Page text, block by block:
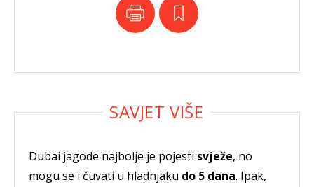
Dubai jagode najbolje je pojesti svježe, no
mogu se i čuvati u hladnjaku do 5 dana. Ipak,